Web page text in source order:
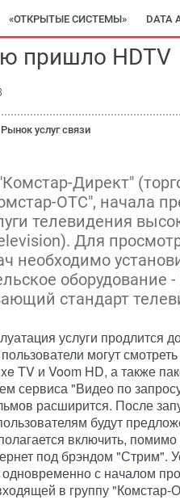
«ОТКРЫТЫЕ СИСТЕМЫ» DATA
пришло HDTV
Рынок услуг связи
Директ"
ОТС", начала
телевидения
Для
необходимо
оборудование
стандарт
услуги продлится
могут
TV и Voom HD, а также
сервиса "Видео по
расширится. После
будут
включить, помимо
под брэндом "Стрим".
с началом
в группу "Комстар-